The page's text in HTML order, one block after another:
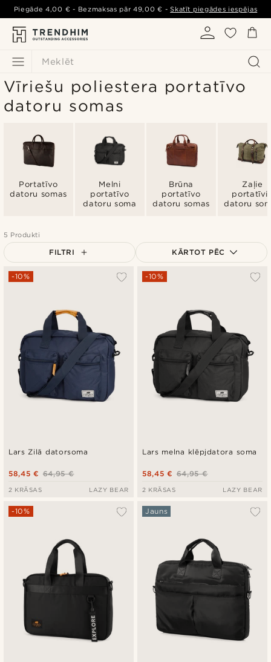
Meklēt
Piegāde4,00 € - Bezmaksas pār49,00 € -Skatīt piegādes iespējas
Vīriešu poliestera portatīvo
datoru somas
Portatīvo
datoru somas
Melni
portatīvo
datoru soma
Brūna
portatīvo
datoru somas
Zaļie
datoru
5 Produkti
FILTRI KĀRTOT PĒC
Vispopulārākais
Zemākā cena
Augstākā cena
Lars Zilā datorsoma
-10%
64,95 €
58,45 €
2 KRĀSAS LAZY BEAR
Lars melna klēpjdatora soma
-10%
64,95 €
58,45 €
2 KRĀSAS LAZY BEAR
-10% Jauns